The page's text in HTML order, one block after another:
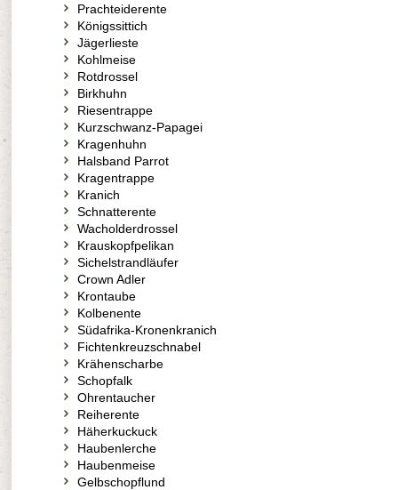
Prachteiderente
Königssittich
Jägerlieste
Kohlmeise
Rotdrossel
Birkhuhn
Riesentrappe
Kurzschwanz-Papagei
Kragenhuhn
Halsband Parrot
Kragentrappe
Kranich
Schnatterente
Wacholderdrossel
Krauskopfpelikan
Sichelstrandläufer
Crown Adler
Krontaube
Kolbenente
Südafrika-Kronenkranich
Fichtenkreuzschnabel
Krähenscharbe
Schopfalk
Ohrentaucher
Reiherente
Häherkuckuck
Haubenlerche
Haubenmeise
Gelbschopflund